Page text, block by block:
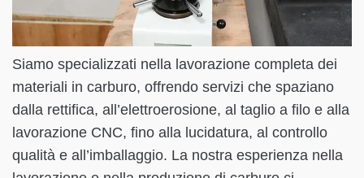
Siamo specializzati nella lavorazione completa dei
materiali in carburo, offrendo servizi che spaziano
dalla rettifica, all’elettroerosione, al taglio a filo e alla
lavorazione CNC, fino alla lucidatura, al controllo
qualità e all’imballaggio. La nostra esperienza nella